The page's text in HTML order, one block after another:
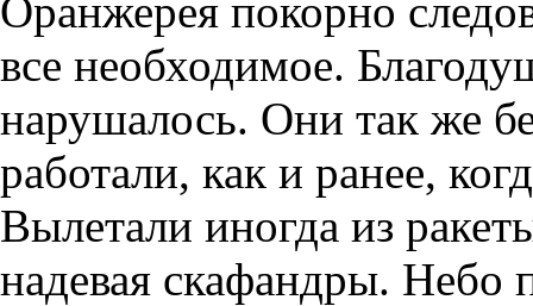
Оранжерея покорно
все необходимое.
нарушалось. Они так же
работали, как и ранее,
Вылетали иногда из
надевая скафандры.